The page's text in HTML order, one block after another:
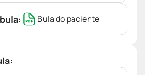
Bula do paciente